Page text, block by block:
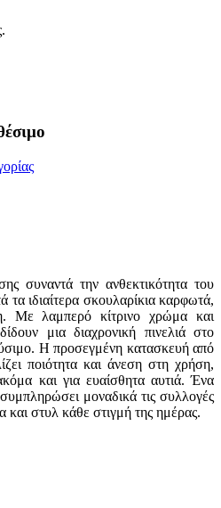
συναντά την ανθεκτικότητα του
τα ιδιαίτερα σκουλαρίκια καρφωτά,
Με λαμπερό κίτρινο χρώμα και
μια διαχρονική πινελιά στο
Η προσεγμένη κατασκευή από
ποιότητα και άνεση στη χρήση,
και για ευαίσθητα αυτιά. Ένα
μοναδικά τις συλλογές
στυλ κάθε στιγμή της ημέρας.